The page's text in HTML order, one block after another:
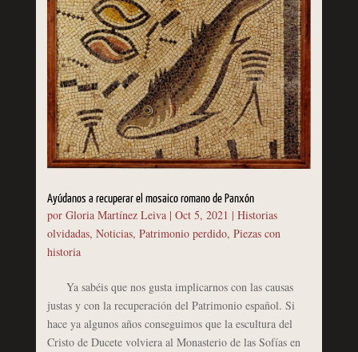
Ayúdanos a recuperar el mosaico romano de Panxón
por Gloria Martínez Leiva| Oct 5, 2021 | Historias
olvidadas, Noticias, Patrimonio perdido, Piezas con
historia
Ya sabéis que nos gusta implicarnos con las causas
justas y con la recuperación del Patrimonio español. Si
hace ya algunos años conseguimos que la escultura del
Cristo de Ducete volviera al Monasterio de las Sofías en